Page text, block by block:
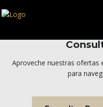
Aproveche nuestras ofertas
para